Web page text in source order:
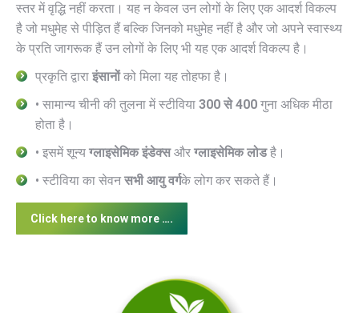
स्तर में वृद्धि नहीं करता। यह न केवल उन लोगों के लिए एक आदर्श विकल्प
है जो मधुमेह से पीड़ित हैं बल्कि जिनको मधुमेह नहीं है और जो अपने स्वास्थ्य
के प्रति जागरूक हैं उन लोगों के लिए भी यह एक आदर्श विकल्प है।
प्रकृति द्वारा इंसानोंको मिला यह तोहफा है।
• सामान्य चीनी की तुलना में स्टीविया 300 से 400 गुना अधिक मीठा
होता है।
• इसमें शून्य ग्लाइसेमिक इंडेक्सऔर ग्लाइसेमिक लोडहै।
• स्टीविया का सेवनसभी आयु वर्गके लोग कर सकते हैं।
Click here to know more ….